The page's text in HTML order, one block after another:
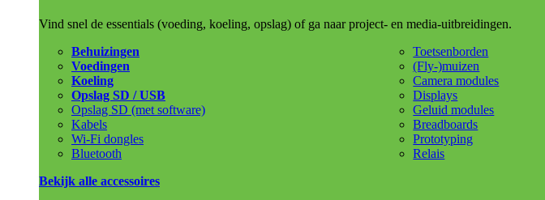
Vind snel de essentials (voeding, koeling, opslag) of ga naar project- en media-uitbreidingen.
Behuizingen
Voedingen
Koeling
Opslag SD / USB
Opslag SD (met software)
Kabels
Wi-Fi dongles
Bluetooth
Toetsenborden
(Fly-)muizen
Camera modules
Displays
Geluid modules
Breadboards
Prototyping
Relais
Bekijk alle accessoires